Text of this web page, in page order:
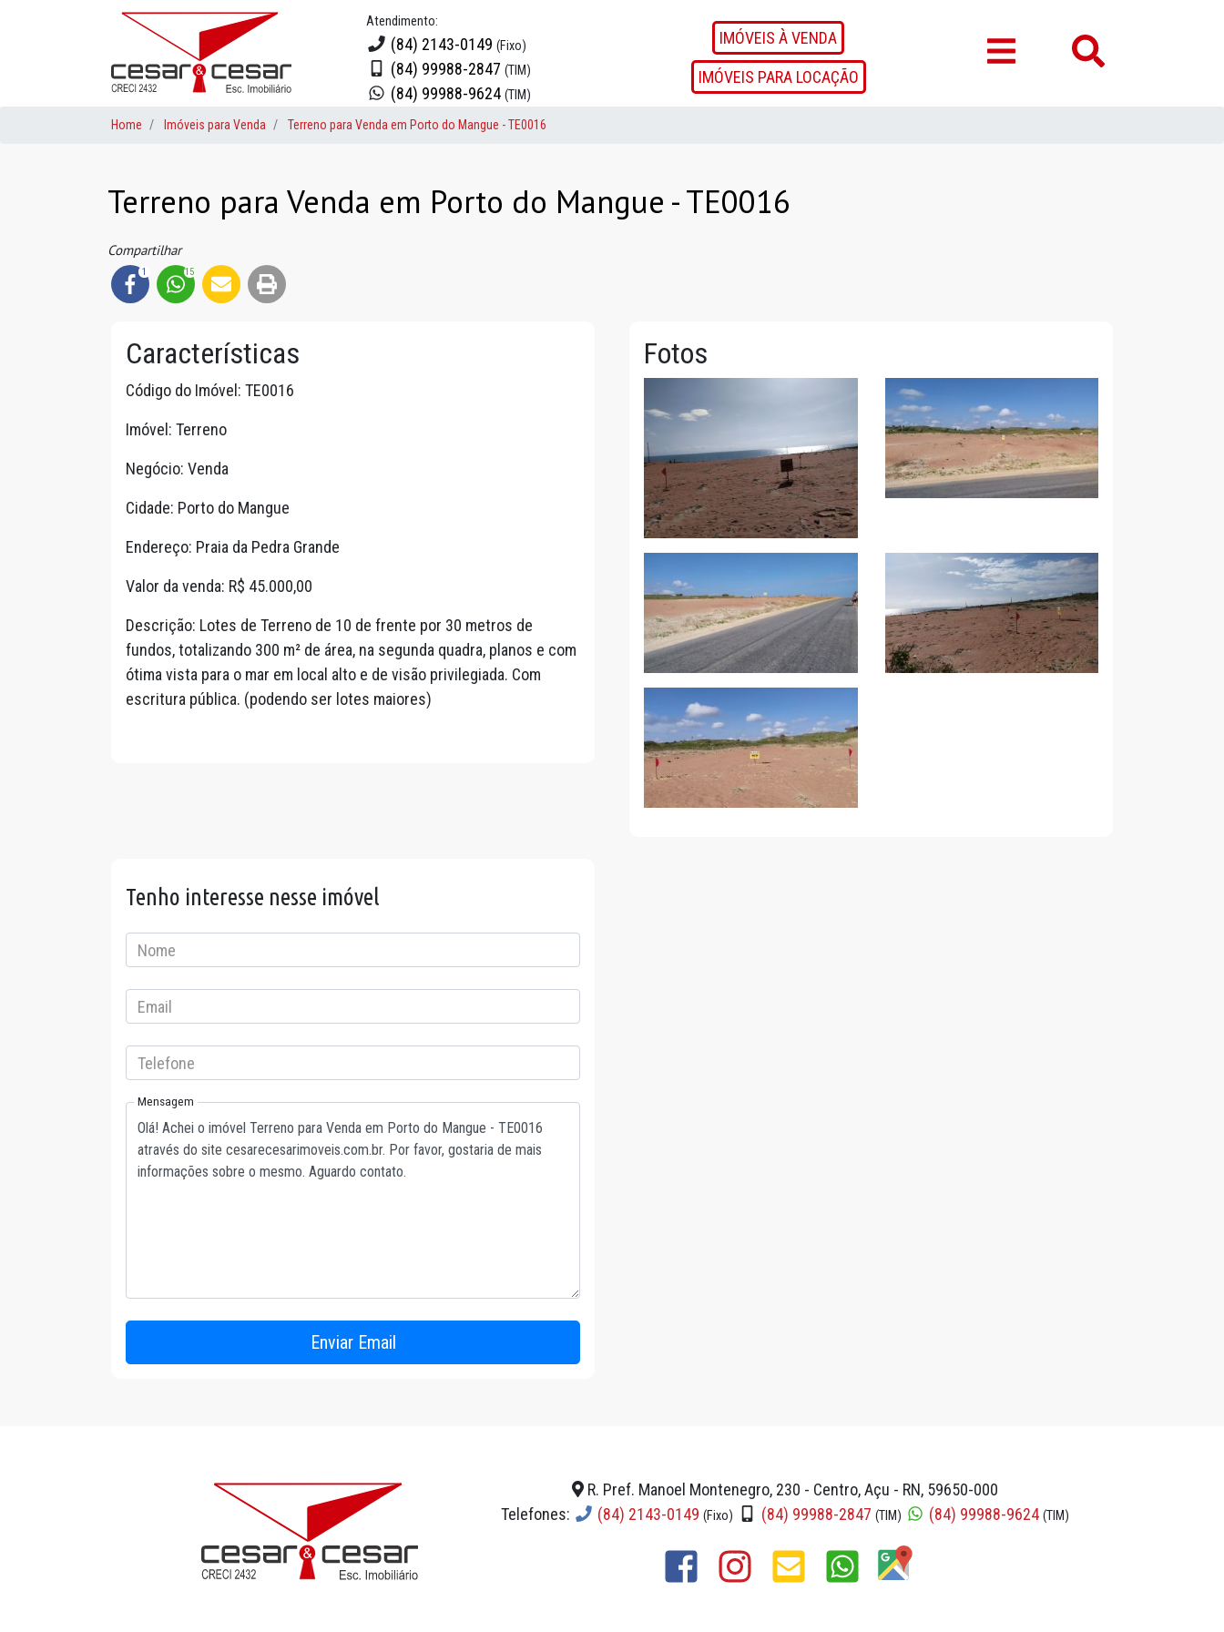
Atendimento:
(84) 2143-0149 (Fixo)
(84) 99988-2847 (TIM)
(84) 99988-9624 (TIM)
IMÓVEIS À VENDA
IMÓVEIS PARA LOCAÇÃO
Home Imóveis para Venda Terreno para Venda em Porto do Mangue - TE0016
Terreno para Venda em Porto do Mangue - TE0016
Compartilhar
1 15
Características
Código do Imóvel: TE0016
Imóvel: Terreno
Negócio: Venda
Cidade: Porto do Mangue
Endereço: Praia da Pedra Grande
Valor da venda: R$ 45.000,00
Descrição: Lotes de Terreno de 10 de frente por 30 metros de
fundos, totalizando 300 m² de área, na segunda quadra, planos e com
ótima vista para o mar em local alto e de visão privilegiada. Com
escritura pública. (podendo ser lotes maiores)
Fotos
Tenho interesse nesse imóvel
Nome
Email
Telefone
Mensagem
Enviar Email
R. Pref. Manoel Montenegro, 230 - Centro, Açu - RN, 59650-000
Telefones:
(84) 2143-0149 (Fixo) (84) 99988-2847 (TIM) (84) 99988-9624 (TIM)